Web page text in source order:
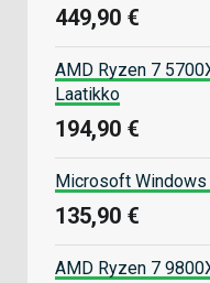
449,90 €
AMD Ryzen 7
Laatikko
194,90 €
Microsoft
135,90 €
AMD Ryzen 7